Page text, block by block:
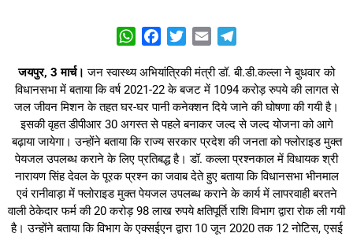
WhatsAppFacebookTwitterEmail
जयपुर, 3 मार्च। जन स्वास्थ्य अभियांत्रिकी मंत्री डॉ. बी.डी.कल्ला ने बुधवार को
विधानसभा में बताया कि वर्ष 2021-22 के बजट में 1094 करोड़ रुपये की लागत से
जल जीवन मिशन के तहत घर-घर पानी कनेक्शन दिये जाने की घोषणा की गयी है।
इसकी वृहत डीपीआर 30 अगस्त से पहले बनाकर जल्द से जल्द योजना को आगे
बढ़ाया जायेगा। उन्होंने बताया कि राज्य सरकार प्रदेश की जनता को फ्लोराइड मुक्त
पेयजल उपलब्ध कराने के लिए प्रतिबद्ध है। डॉ. कल्ला प्रश्नकाल में विधायक श्री
नारायण सिंह देवल के पूरक प्रश्न का जवाब देते हुए बताया कि विधानसभा भीनमाल
एवं रानीवाड़ा में फ्लोराइड मुक्त पेयजल उपलब्ध कराने के कार्य में लापरवाही बरतने
वाली ठेकेदार फर्म की 20 करोड़ 98 लाख रुपये क्षतिपूर्ति राशि विभाग द्वारा रोक ली गयी
है। उन्होंने बताया कि विभाग के एक्सईएन द्वारा 10 जून 2020 तक 12 नोटिस, एसई